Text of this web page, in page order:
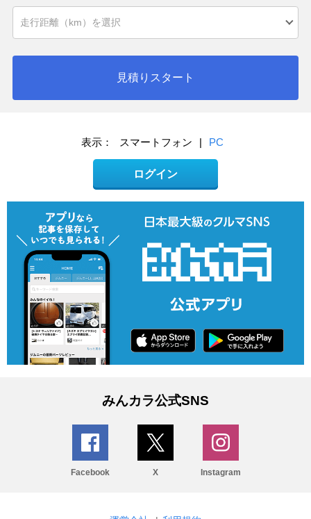
見積りスタート
表示： スマートフォン | PC
ログイン
みんカラ公式SNS
Facebook X Instagram